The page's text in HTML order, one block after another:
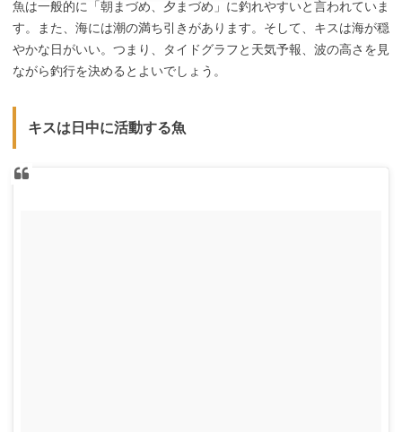
魚は一般的に「朝まづめ、夕まづめ」に釣れやすいと言われていま
す。また、海には潮の満ち引きがあります。そして、キスは海が穏
やかな日がいい。つまり、タイドグラフと天気予報、波の高さを見
ながら釣行を決めるとよいでしょう。
キスは日中に活動する魚